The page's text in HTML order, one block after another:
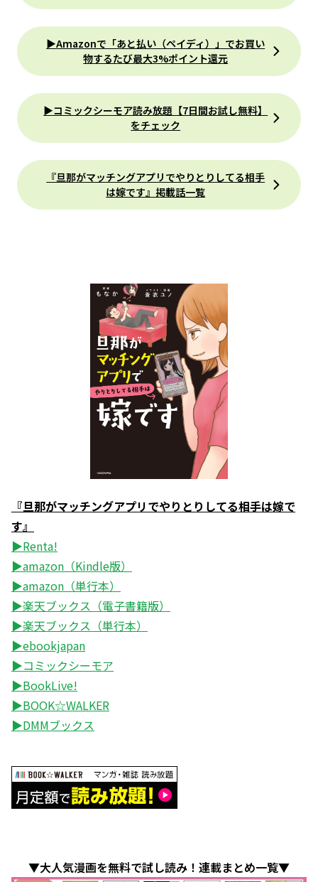
▶Amazonで「あと払い（ペイディ）」でお買い
物するたび最大3%ポイント還元
▶コミックシーモア読み放題【7日間お試し無料】
をチェック
『旦那がマッチングアプリでやりとりしてる相手
は嫁です』掲載話一覧
『旦那がマッチングアプリでやりとりしてる相手は嫁で
す』
▶Renta!
▶amazon（Kindle版）
▶amazon（単行本）
▶楽天ブックス（電子書籍版）
▶楽天ブックス（単行本）
▶ebookjapan
▶コミックシーモア
▶BookLive!
▶BOOK☆WALKER
▶DMMブックス
▼大人気漫画を無料で試し読み！連載まとめ一覧▼